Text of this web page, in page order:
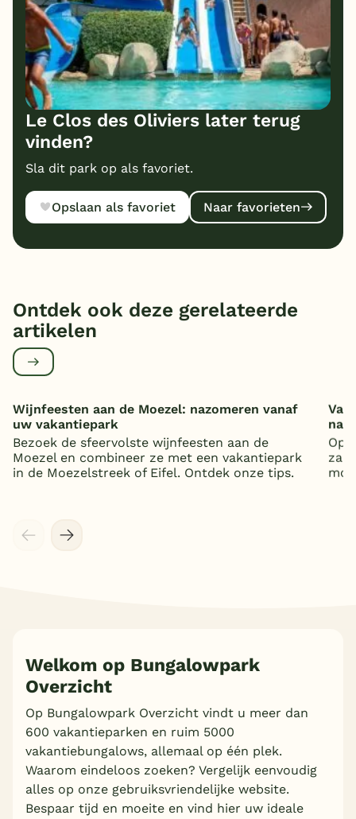
Le Clos des Oliviers later terug
vinden?
Sla dit park op als favoriet.
Opslaan als favoriet Naar favorieten
Ontdek ook deze gerelateerde
artikelen
Wijnfeesten aan de Moezel: nazomeren vanaf
uw vakantiepark
Bezoek de sfeervolste wijnfeesten aan de
Moezel en combineer ze met een vakantiepark
in de Moezelstreek of Eifel. Ontdek onze tips.
Op
Welkom op Bungalowpark
Overzicht
Op Bungalowpark Overzicht vindt u meer dan
600 vakantieparken en ruim 5000
vakantiebungalows, allemaal op één plek.
Waarom eindeloos zoeken? Vergelijk eenvoudig
alles op onze gebruiksvriendelijke website.
Bespaar tijd en moeite en vind hier uw ideale